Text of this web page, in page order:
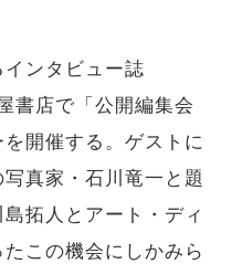
インタビュー誌
書店で「公開編集会
開催する。ゲストに
真家・石川竜一と題
拓人とアート・ディ
この機会にしかみら